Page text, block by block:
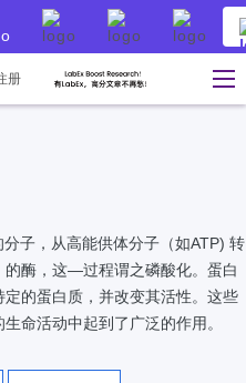
册
子，从高能供体分子（如ATP) 转
酶，这—过程谓之磷酸化。蛋白
的蛋白质，并改变其活性。这些
命活动中起到了广泛的作用。